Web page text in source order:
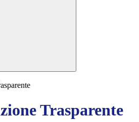
Trasparente